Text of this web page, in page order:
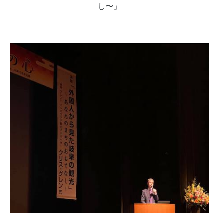
し〜」